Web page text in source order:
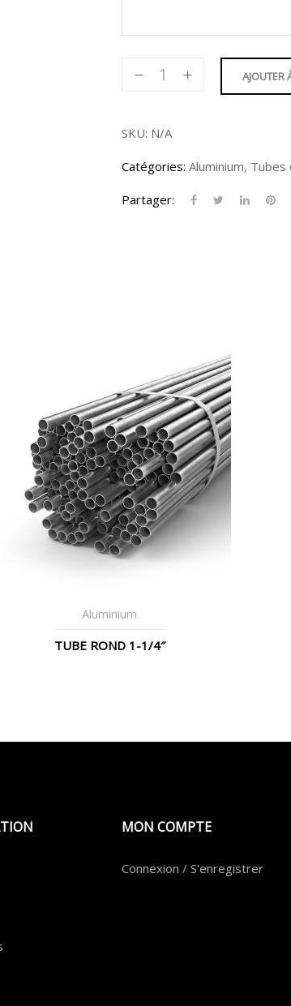
quantité
Rectangulaire
1/2
1/2"
AJOUTER
SKU: N/A
Catégories: Aluminium, Tubes
Partager:
Aluminium
TUBE ROND 1-1/4″
MON COMPTE
Connexion / S'enregistrer